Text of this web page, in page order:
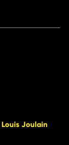
Louis Joulain